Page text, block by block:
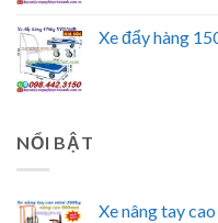
Xe đẩy hàng
NỔI BẬT
Xe nâng tay